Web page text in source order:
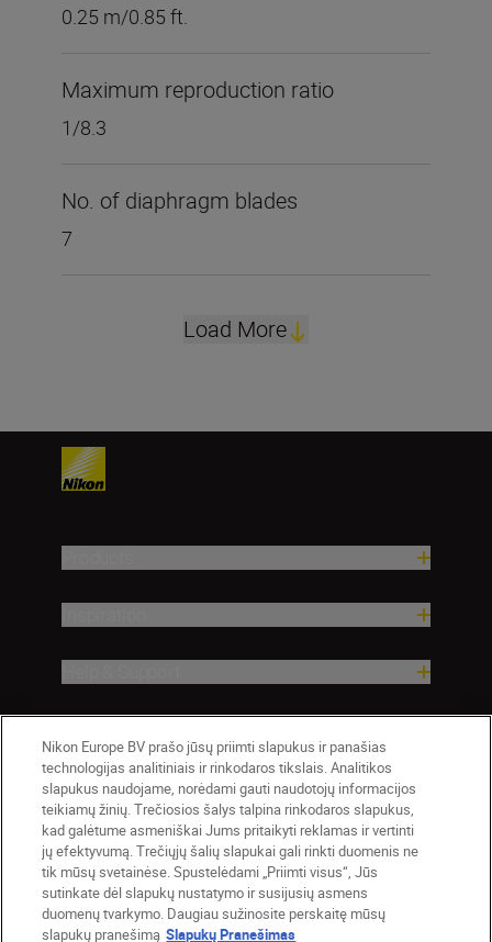
0.25 m/0.85 ft.
Maximum reproduction ratio
1/8.3
No. of diaphragm blades
7
Load More
Nikon Europe BV prašo jūsų priimti slapukus ir panašias
technologijas analitiniais ir rinkodaros tikslais. Analitikos
slapukus naudojame, norėdami gauti naudotojų informacijos
teikiamų žinių. Trečiosios šalys talpina rinkodaros slapukus,
kad galėtume asmeniškai Jums pritaikyti reklamas ir vertinti
jų efektyvumą. Trečiųjų šalių slapukai gali rinkti duomenis ne
tik mūsų svetainėse. Spustelėdami „Priimti visus“, Jūs
sutinkate dėl slapukų nustatymo ir susijusių asmens
duomenų tvarkymo. Daugiau sužinosite perskaitę mūsų
slapukų pranešimą Slapukų Pranešimas